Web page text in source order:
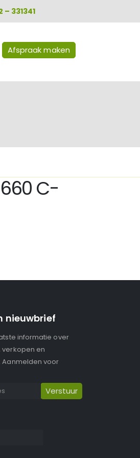
– 331341
Afspraak maken
C-
nieuwbrief
informatie over
en
voor